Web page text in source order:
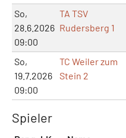
So,
28.6.2026
09:00
TA TSV
Rudersberg 1
So,
19.7.2026
09:00
TC Weiler zum
Stein 2
Spieler